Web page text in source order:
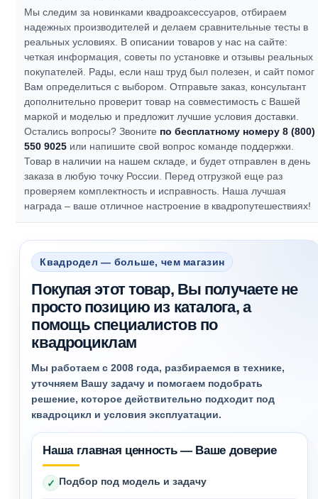
Мы следим за новинками квадроаксессуаров, отбираем
надежных производителей и делаем сравнительные тесты в
реальных условиях. В описании товаров у нас на сайте:
четкая информация, советы по установке и отзывы реальных
покупателей. Рады, если наш труд был полезен, и сайт помог
Вам определиться с выбором.Отправьте заказ, консультант
дополнительно проверит товар на совместимость с Вашей
маркой и моделью и предложит лучшие условия доставки.
Остались вопросы? Звоните по бесплатному номеру 8 (800)
550 9025 или напишите свой вопрос команде поддержки.
Товар в наличии на нашем складе, и будет отправлен в день
заказа в любую точку России. Перед отгрузкой еще раз
проверяем комплектность и исправность. Наша лучшая
награда – ваше отличное настроение в квадропутешествиях!
Квадродел — больше, чем магазин
Покупая этот товар, Вы получаете не
просто позицию из каталога, а
помощь специалистов по
квадроциклам
Мы работаем с 2008 года, разбираемся в технике,
уточняем Вашу задачу и помогаем подобрать
решение, которое действительно подходит под
квадроцикл и условия эксплуатации.
Наша главная ценность — Ваше доверие
✓ Подбор под модель и задачу